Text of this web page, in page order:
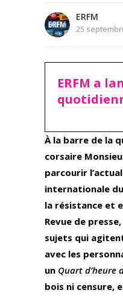
ERFM
25
ERFM a
À la barre de la
corsaire
parcourir
internationale
la résistance et
Revue de
sujets qui
avec les
un Quart d’heure
bois ni censure,